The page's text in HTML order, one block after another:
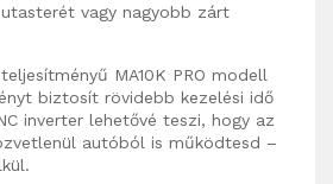
vagy nagyobb zárt
MA10K PRO modell
biztosít rövidebb kezelési idő
inverter lehetővé teszi, hogy az
autóból is működtesd –